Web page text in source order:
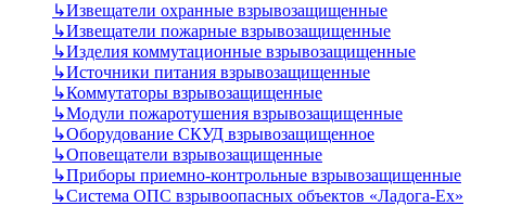
↳Извещатели охранные взрывозащищенные
↳Извещатели пожарные взрывозащищенные
↳Изделия коммутационные взрывозащищенные
↳Источники питания взрывозащищенные
↳Коммутаторы взрывозащищенные
↳Модули пожаротушения взрывозащищенные
↳Оборудование СКУД взрывозащищенное
↳Оповещатели взрывозащищенные
↳Приборы приемно-контрольные взрывозащищенные
↳Система ОПС взрывоопасных объектов «Ладога-Ex»